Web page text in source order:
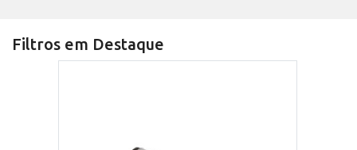
Filtros em Destaque